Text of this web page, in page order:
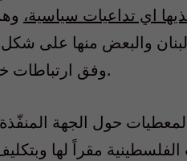
اي تداعيات سياسية،
لبنان والبعض منها على
وفق ارتباطات خارجية لتنفيذ أجندات إقليميّة ودوليّة.
حول الجهة
مقراً لها